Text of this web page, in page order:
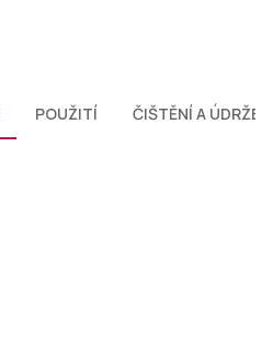
POUŽITÍ ČIŠTĚNÍ A ÚDRŽBA